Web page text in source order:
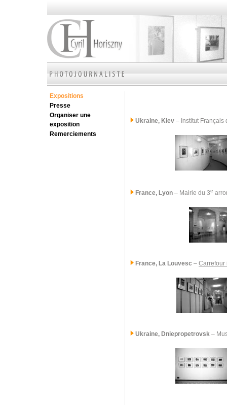
Expositions
Presse
Organiser une
exposition
Remerciements
Ukraine, Kiev – Institut Français
France, Lyon – Mairie du 3e
France, La Louvesc – Carrefour
Ukraine, Dniepropetrovsk –